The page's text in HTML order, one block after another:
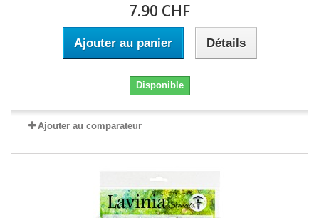
7.90 CHF
Ajouter au panier Détails
Disponible
Ajouter au comparateur